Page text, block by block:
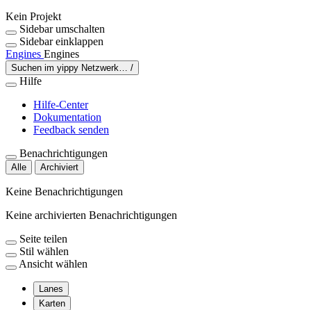
Kein Projekt
Sidebar umschalten
Sidebar einklappen
Engines Engines
Suchen im yippy Netzwerk… /
Hilfe
Hilfe-Center
Dokumentation
Feedback senden
Benachrichtigungen
Alle Archiviert
Keine Benachrichtigungen
Keine archivierten Benachrichtigungen
Seite teilen
Stil wählen
Ansicht wählen
Lanes
Karten